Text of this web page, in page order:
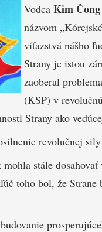
Vodca Kim
názvom
víťazstvá nášho
Strany je istou
zaoberal
(KSP) v
Strany ako
revolučnej
stále
toho bol, že